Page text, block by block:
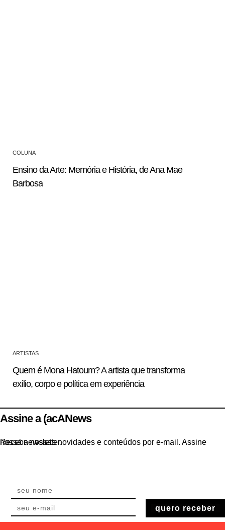
COLUNA
Ensino da Arte: Memória e História, de Ana Mae
Barbosa
ARTISTAS
Quem é Mona Hatoum? A artista que transforma
exílio, corpo e política em experiência
Assine a (acANews
Receba nossas novidades e conteúdos por e-mail. Assine nossa newsletter.
quero receber